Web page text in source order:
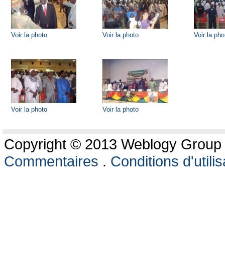
Voir la photo Voir la photo Voir la
Voir la photo Voir la photo
Copyright © 2013 Weblogy
Commentaires . Conditions